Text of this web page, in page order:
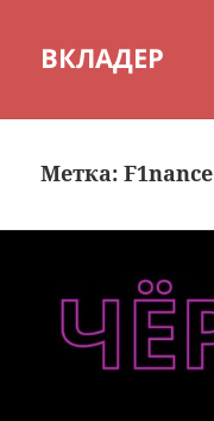
ВКЛАДЕР
Метка:F1nance